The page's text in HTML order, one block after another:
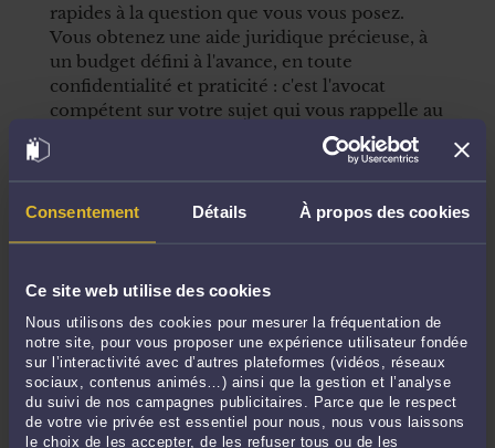
Consentement Détails À propos des cookies
Ce site web utilise des cookies
Nous utilisons des cookies pour mesurer la fréquentation de
notre site, pour vous proposer une expérience utilisateur fondée
sur l’interactivité avec d’autres plateformes (vidéos, réseaux
sociaux, contenus animés…) ainsi que la gestion et l’analyse
du suivi de nos campagnes publicitaires. Parce que le respect
de votre vie privée est essentiel pour nous, nous vous laissons
le choix de les accepter, de les refuser tous ou de les
rapides à la question que vous vous posez.
Vous obtenez une aide juridique précieuse, à
un budget défini à l'avance, en toute
confidentialité et praticité : c'est l'avocat
compétent sur votre sujet qui vous rappelle au
Comment ça marche ?
2 Faites une demande de rappel
3 Votre avocat vous contacte